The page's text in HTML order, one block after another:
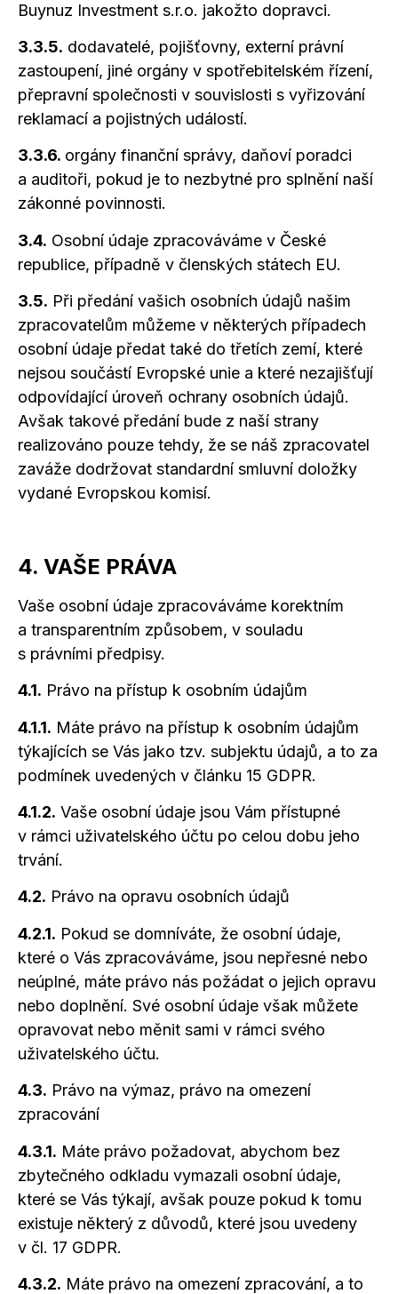
Buynuz Investment s.r.o. jakožto dopravci.
3.3.5. dodavatelé, pojišťovny, externí právní
zastoupení, jiné orgány v spotřebitelském řízení,
přepravní společnosti v souvislosti s vyřizování
reklamací a pojistných událostí.
3.3.6. orgány finanční správy, daňoví poradci
a auditoři, pokud je to nezbytné pro splnění naší
zákonné povinnosti.
3.4. Osobní údaje zpracováváme v České
republice, případně v členských státech EU.
3.5. Při předání vašich osobních údajů našim
zpracovatelům můžeme v některých případech
osobní údaje předat také do třetích zemí, které
nejsou součástí Evropské unie a které nezajišťují
odpovídající úroveň ochrany osobních údajů.
Avšak takové předání bude z naší strany
realizováno pouze tehdy, že se náš zpracovatel
zaváže dodržovat standardní smluvní doložky
vydané Evropskou komisí.
4. VAŠE PRÁVA
Vaše osobní údaje zpracováváme korektním
a transparentním způsobem, v souladu
s právními předpisy.
4.1. Právo na přístup k osobním údajům
4.1.1. Máte právo na přístup k osobním údajům
týkajících se Vás jako tzv. subjektu údajů, a to za
podmínek uvedených v článku 15 GDPR.
4.1.2. Vaše osobní údaje jsou Vám přístupné
v rámci uživatelského účtu po celou dobu jeho
trvání.
4.2. Právo na opravu osobních údajů
4.2.1. Pokud se domníváte, že osobní údaje,
které o Vás zpracováváme, jsou nepřesné nebo
neúplné, máte právo nás požádat o jejich opravu
nebo doplnění. Své osobní údaje však můžete
opravovat nebo měnit sami v rámci svého
uživatelského účtu.
4.3. Právo na výmaz, právo na omezení
zpracování
4.3.1. Máte právo požadovat, abychom bez
zbytečného odkladu vymazali osobní údaje,
které se Vás týkají, avšak pouze pokud k tomu
existuje některý z důvodů, které jsou uvedeny
v čl. 17 GDPR.
4.3.2. Máte právo na omezení zpracování, a to